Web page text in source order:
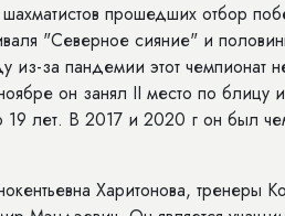
прошедших отбор
"Северное сияние" и
за пандемии этот чемпионат
он занял II место по блицу
лет. В 2017 и 2020 г он был
Харитонова, тренеры